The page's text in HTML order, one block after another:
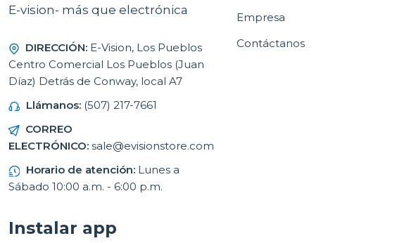
E-vision- más que electrónica
DIRECCIÓN: E-Vision, Los Pueblos
Centro Comercial Los Pueblos (Juan
Díaz) Detrás de Conway, local A7
Llámanos: (507) 217-7661
CORREO
ELECTRÓNICO: sale@evisionstore.com
Horario de atención: Lunes a
Sábado 10:00 a.m. - 6:00 p.m.
Empresa
Contáctanos
Instalar app